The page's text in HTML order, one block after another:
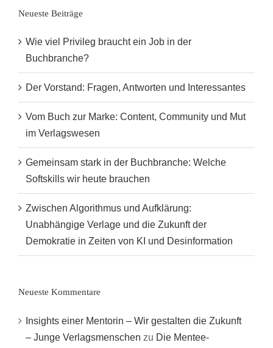
Neueste Beiträge
Wie viel Privileg braucht ein Job in der
Buchbranche?
Der Vorstand: Fragen, Antworten und Interessantes
Vom Buch zur Marke: Content, Community und Mut
im Verlagswesen
Gemeinsam stark in der Buchbranche: Welche
Softskills wir heute brauchen
Zwischen Algorithmus und Aufklärung:
Unabhängige Verlage und die Zukunft der
Demokratie in Zeiten von KI und Desinformation
Neueste Kommentare
Insights einer Mentorin – Wir gestalten die Zukunft
– Junge Verlagsmenschen zu Die Mentee-